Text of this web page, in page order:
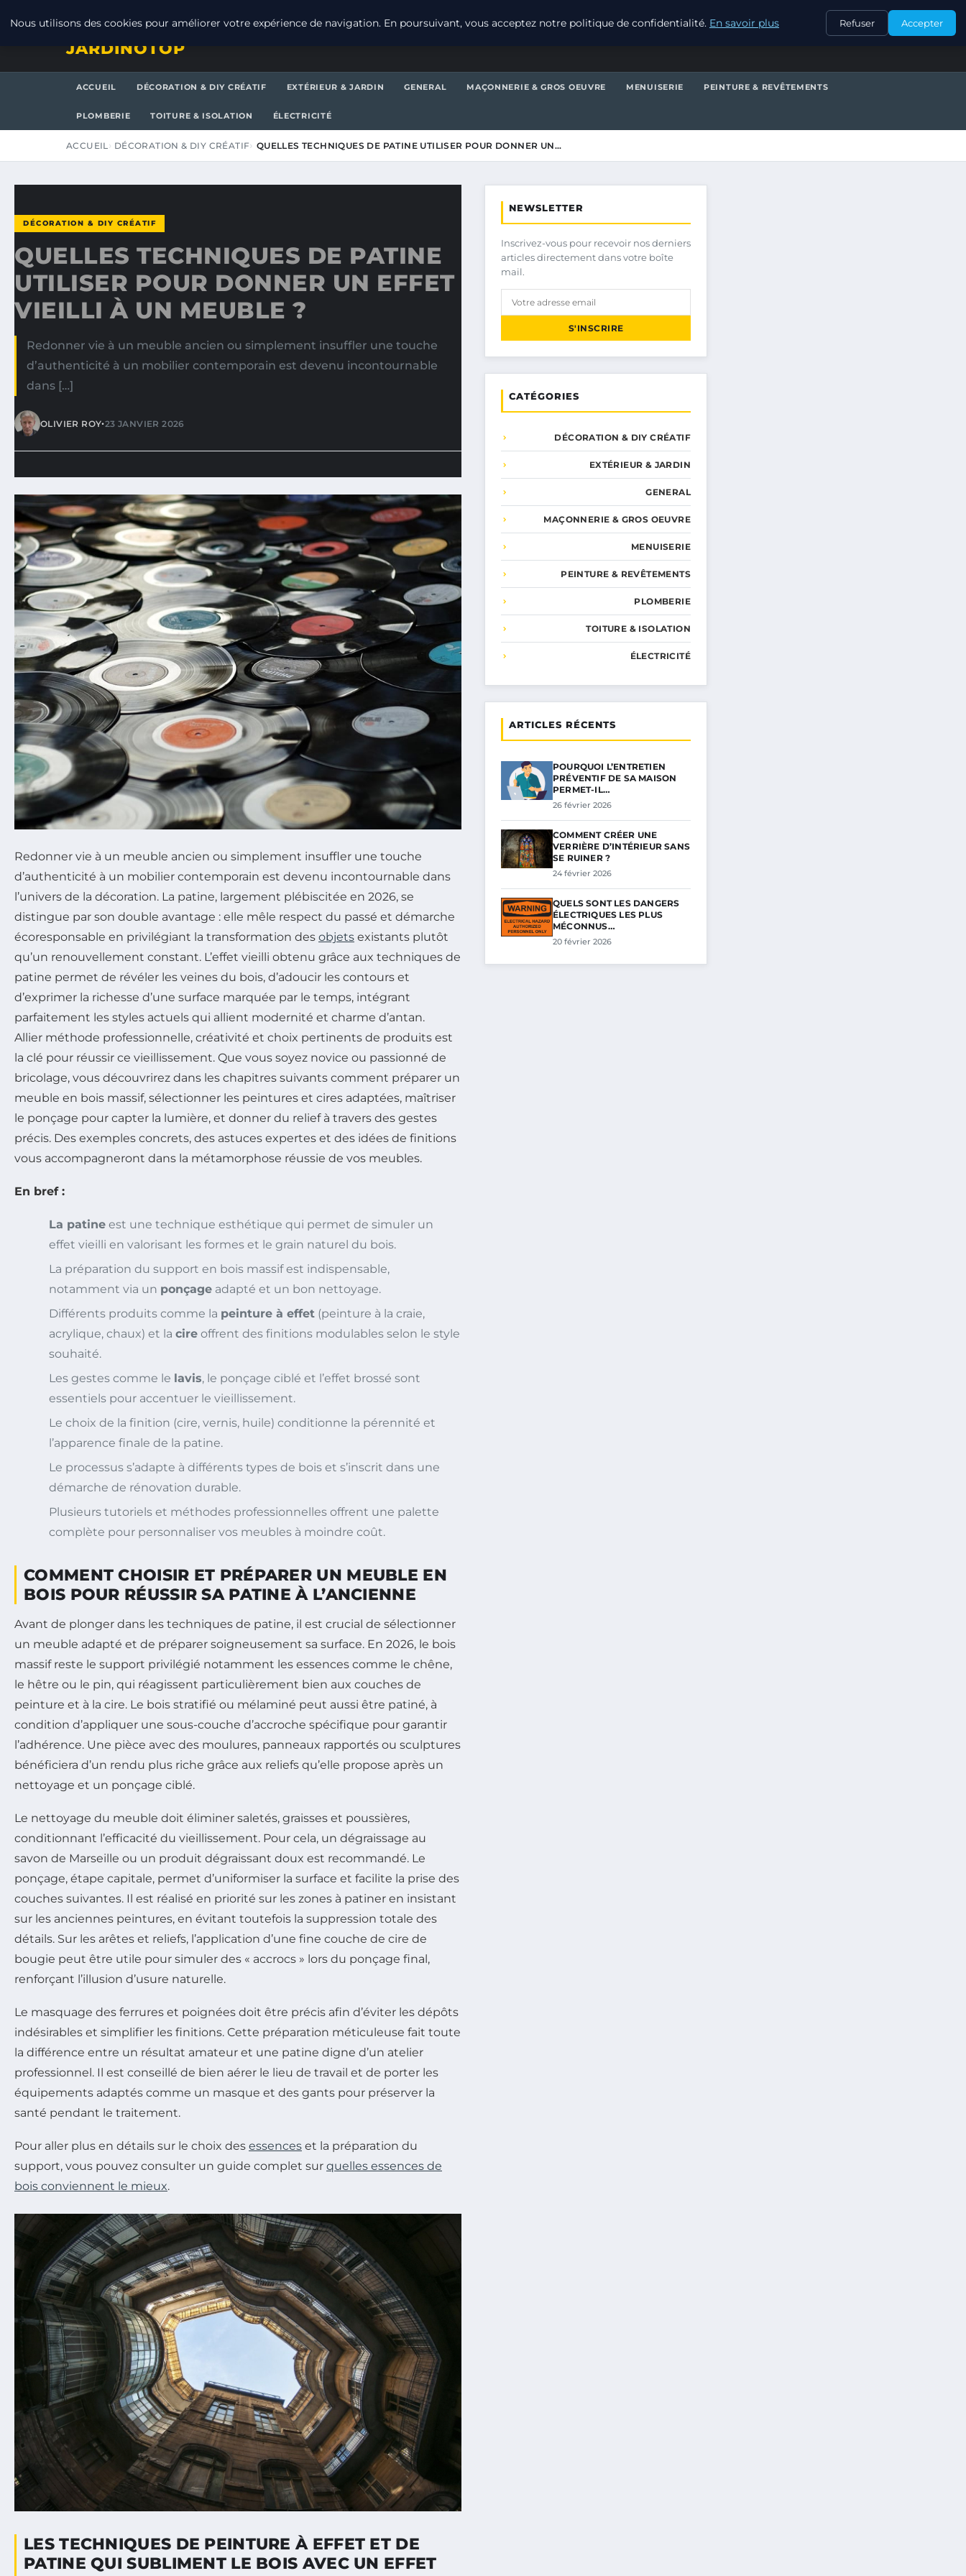
CONTACT
JARDINOTOP
ACCUEIL DÉCORATION & DIY CRÉATIF EXTÉRIEUR & JARDIN GENERAL MAÇONNERIE & GROS OEUVRE MENUISERIE PEINTURE & REVÊTEMENTS
PLOMBERIE TOITURE & ISOLATION ÉLECTRICITÉ
ACCUEIL DÉCORATION & DIY CRÉATIF QUELLES TECHNIQUES DE PATINE UTILISER POUR DONNER UN…
DÉCORATION & DIY CRÉATIF
QUELLES TECHNIQUES DE PATINE
UTILISER POUR DONNER UN EFFET
VIEILLI À UN MEUBLE ?
Redonner vie à un meuble ancien ou simplement insuffler une touche
d’authenticité à un mobilier contemporain est devenu incontournable
dans […]
OLIVIER ROY•23 JANVIER 2026
Redonner vie à un meuble ancien ou simplement insuffler une touche
d’authenticité à un mobilier contemporain est devenu incontournable dans
l’univers de la décoration. La patine, largement plébiscitée en 2026, se
distingue par son double avantage : elle mêle respect du passé et démarche
écoresponsable en privilégiant la transformation des objets existants plutôt
qu’un renouvellement constant. L’effet vieilli obtenu grâce aux techniques de
patine permet de révéler les veines du bois, d’adoucir les contours et
d’exprimer la richesse d’une surface marquée par le temps, intégrant
parfaitement les styles actuels qui allient modernité et charme d’antan.
Allier méthode professionnelle, créativité et choix pertinents de produits est
la clé pour réussir ce vieillissement. Que vous soyez novice ou passionné de
bricolage, vous découvrirez dans les chapitres suivants comment préparer un
meuble en bois massif, sélectionner les peintures et cires adaptées, maîtriser
le ponçage pour capter la lumière, et donner du relief à travers des gestes
précis. Des exemples concrets, des astuces expertes et des idées de finitions
vous accompagneront dans la métamorphose réussie de vos meubles.
En bref :
La patine est une technique esthétique qui permet de simuler un
effet vieilli en valorisant les formes et le grain naturel du bois.
La préparation du support en bois massif est indispensable,
notamment via un ponçage adapté et un bon nettoyage.
Différents produits comme la peinture à effet (peinture à la craie,
acrylique, chaux) et la cire offrent des finitions modulables selon le style
souhaité.
Les gestes comme le lavis, le ponçage ciblé et l’effet brossé sont
essentiels pour accentuer le vieillissement.
Le choix de la finition (cire, vernis, huile) conditionne la pérennité et
l’apparence finale de la patine.
Le processus s’adapte à différents types de bois et s’inscrit dans une
démarche de rénovation durable.
Plusieurs tutoriels et méthodes professionnelles offrent une palette
complète pour personnaliser vos meubles à moindre coût.
COMMENT CHOISIR ET PRÉPARER UN MEUBLE EN
BOIS POUR RÉUSSIR SA PATINE À L’ANCIENNE
Avant de plonger dans les techniques de patine, il est crucial de sélectionner
un meuble adapté et de préparer soigneusement sa surface. En 2026, le bois
massif reste le support privilégié notamment les essences comme le chêne,
le hêtre ou le pin, qui réagissent particulièrement bien aux couches de
peinture et à la cire. Le bois stratifié ou mélaminé peut aussi être patiné, à
condition d’appliquer une sous-couche d’accroche spécifique pour garantir
l’adhérence. Une pièce avec des moulures, panneaux rapportés ou sculptures
bénéficiera d’un rendu plus riche grâce aux reliefs qu’elle propose après un
nettoyage et un ponçage ciblé.
Le nettoyage du meuble doit éliminer saletés, graisses et poussières,
conditionnant l’efficacité du vieillissement. Pour cela, un dégraissage au
savon de Marseille ou un produit dégraissant doux est recommandé. Le
ponçage, étape capitale, permet d’uniformiser la surface et facilite la prise des
couches suivantes. Il est réalisé en priorité sur les zones à patiner en insistant
sur les anciennes peintures, en évitant toutefois la suppression totale des
détails. Sur les arêtes et reliefs, l’application d’une fine couche de cire de
bougie peut être utile pour simuler des « accrocs » lors du ponçage final,
renforçant l’illusion d’usure naturelle.
Le masquage des ferrures et poignées doit être précis afin d’éviter les dépôts
indésirables et simplifier les finitions. Cette préparation méticuleuse fait toute
la différence entre un résultat amateur et une patine digne d’un atelier
professionnel. Il est conseillé de bien aérer le lieu de travail et de porter les
équipements adaptés comme un masque et des gants pour préserver la
santé pendant le traitement.
Pour aller plus en détails sur le choix des essences et la préparation du
support, vous pouvez consulter un guide complet sur quelles essences de
bois conviennent le mieux.
LES TECHNIQUES DE PEINTURE À EFFET ET DE
PATINE QUI SUBLIMENT LE BOIS AVEC UN EFFET
NEWSLETTER
Inscrivez-vous pour recevoir nos derniers
articles directement dans votre boîte
mail.
S'INSCRIRE
CATÉGORIES
DÉCORATION & DIY CRÉATIF
EXTÉRIEUR & JARDIN
GENERAL
MAÇONNERIE & GROS OEUVRE
MENUISERIE
PEINTURE & REVÊTEMENTS
PLOMBERIE
TOITURE & ISOLATION
ÉLECTRICITÉ
ARTICLES RÉCENTS
POURQUOI L’ENTRETIEN
PRÉVENTIF DE SA MAISON
PERMET-IL…
26 février 2026
COMMENT CRÉER UNE
VERRIÈRE D’INTÉRIEUR SANS
SE RUINER ?
24 février 2026
QUELS SONT LES DANGERS
ÉLECTRIQUES LES PLUS
MÉCONNUS…
20 février 2026
Nous utilisons des cookies pour améliorer votre expérience de navigation. En poursuivant, vous acceptez notre politique de confidentialité. En savoir plus Refuser Accepter